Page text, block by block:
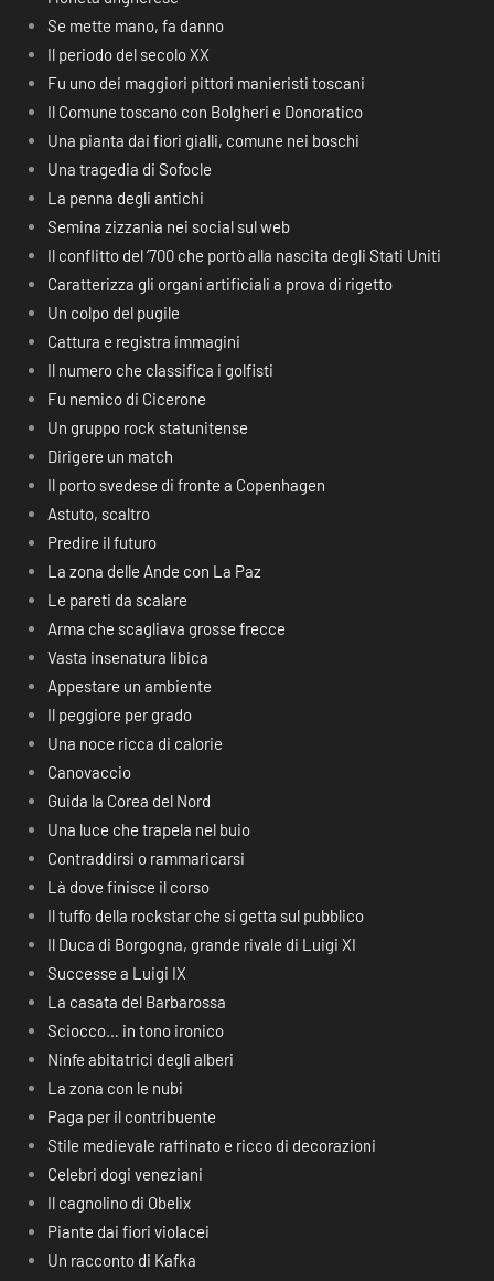
Se mette mano, fa danno
Il periodo del secolo XX
Fu uno dei maggiori pittori manieristi toscani
Il Comune toscano con Bolgheri e Donoratico
Una pianta dai fiori gialli, comune nei boschi
Una tragedia di Sofocle
La penna degli antichi
Semina zizzania nei social sul web
Il conflitto del ‘700 che portò alla nascita degli Stati Uniti
Caratterizza gli organi artificiali a prova di rigetto
Un colpo del pugile
Cattura e registra immagini
Il numero che classifica i golfisti
Fu nemico di Cicerone
Un gruppo rock statunitense
Dirigere un match
Il porto svedese di fronte a Copenhagen
Astuto, scaltro
Predire il futuro
La zona delle Ande con La Paz
Le pareti da scalare
Arma che scagliava grosse frecce
Vasta insenatura libica
Appestare un ambiente
Il peggiore per grado
Una noce ricca di calorie
Canovaccio
Guida la Corea del Nord
Una luce che trapela nel buio
Contraddirsi o rammaricarsi
Là dove finisce il corso
Il tuffo della rockstar che si getta sul pubblico
Il Duca di Borgogna, grande rivale di Luigi XI
Successe a Luigi IX
La casata del Barbarossa
Sciocco… in tono ironico
Ninfe abitatrici degli alberi
La zona con le nubi
Paga per il contribuente
Stile medievale raffinato e ricco di decorazioni
Celebri dogi veneziani
Il cagnolino di Obelix
Piante dai fiori violacei
Un racconto di Kafka